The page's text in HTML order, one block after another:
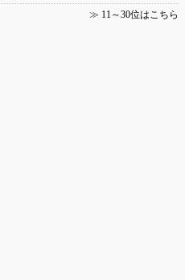
≫ 11～30位はこちら